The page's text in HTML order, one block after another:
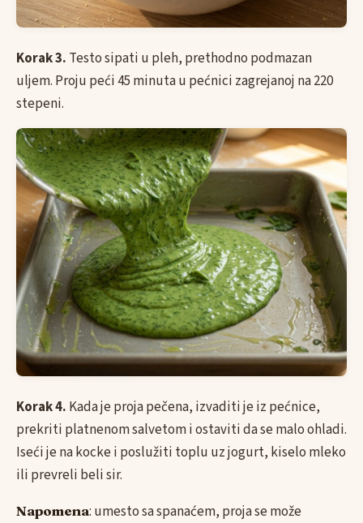
Korak 3. Testo sipati u pleh, prethodno podmazan
uljem. Proju peći 45 minuta u pećnici zagrejanoj na 220
stepeni.
Korak 4. Kada je proja pečena, izvaditi je iz pećnice,
prekriti platnenom salvetom i ostaviti da se malo ohladi.
Iseći je na kocke i poslužiti toplu uz jogurt, kiselo mleko
ili prevreli beli sir.
Napomena: umesto sa spanaćem, proja se može